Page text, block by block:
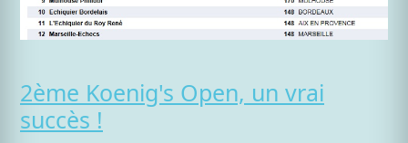
2ème Koenig's Open, un vrai
succès !